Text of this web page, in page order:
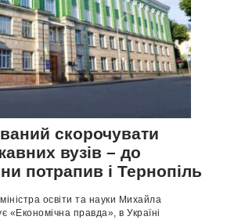
скорочувати
вузів – до
потрапив і Тернопіль
освіти та науки Михайла
«Економічна правда», в Україні